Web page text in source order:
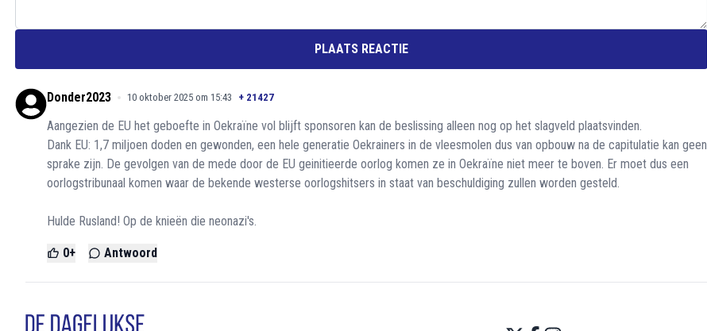
PLAATS REACTIE
Donder2023 10 oktober 2025 om 15:43 + 21427
Aangezien de EU het geboefte in Oekraïne vol blijft sponsoren kan de beslissing alleen nog op het slagveld plaatsvinden.
Dank EU: 1,7 miljoen doden en gewonden, een hele generatie Oekrainers in de vleesmolen dus van opbouw na de capitulatie kan geen
sprake zijn. De gevolgen van de mede door de EU geinitieerde oorlog komen ze in Oekraïne niet meer te boven. Er moet dus een
oorlogstribunaal komen waar de bekende westerse oorlogshitsers in staat van beschuldiging zullen worden gesteld.
Hulde Rusland! Op de knieën die neonazi's.
0+ Antwoord